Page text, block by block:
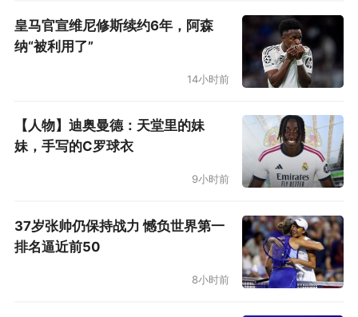
及2034沙特世界杯，对PIF来说要重要得多。同
时，PIF还投资高尔夫和拳击等赛事，那都是在各
自领域可以进入主流视野的项目，不似纽卡这样
PIF总裁、纽卡主席鲁迈延。
而今，PIF牵头收购EA，550亿的生意更不是纽卡
EA是全球最大的游戏厂商之一，如果排除腾讯、
网易、微软、索尼这些不止涉足游戏的大型公
皇马官宣维尼修斯续约6年，阿森
纳“被利用了”
14小时前
【人物】迪奥曼德：天堂里的妹
妹，手写的C罗球衣
9小时前
37岁张帅仍保持战力 憾负世界第一
排名逼近前50
8小时前